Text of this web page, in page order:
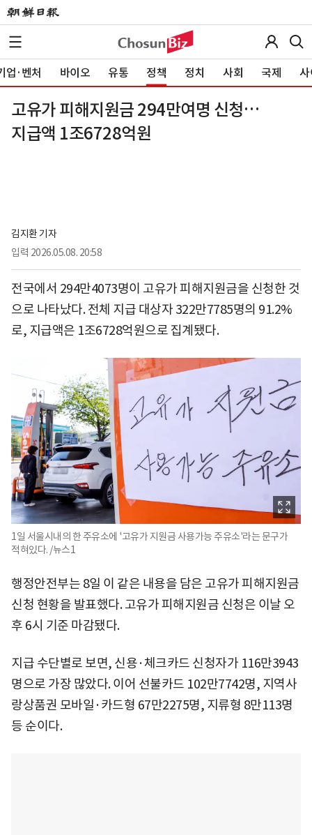
업·벤처 바이오 유통 정책 정치 사회 국제 사
고유가 피해지원금 294만여명 신청…
지급액 1조6728억원
김지환 기자
입력 2026.05.08. 20:58
전국에서 294만4073명이 고유가 피해지원금을 신청한 것
으로 나타났다. 전체 지급 대상자 322만7785명의 91.2%
로, 지급액은 1조6728억원으로 집계됐다.
1일 서울시내의 한 주유소에 '고유가 지원금 사용가능 주유소'라는 문구가
적혀있다. /뉴스1
행정안전부는 8일 이 같은 내용을 담은 고유가 피해지원금
신청 현황을 발표했다. 고유가 피해지원금 신청은 이날 오
후 6시 기준 마감됐다.
지급 수단별로 보면, 신용·체크카드 신청자가 116만3943
명으로 가장 많았다. 이어 선불카드 102만7742명, 지역사
랑상품권 모바일·카드형 67만2275명, 지류형 8만113명
등 순이다.